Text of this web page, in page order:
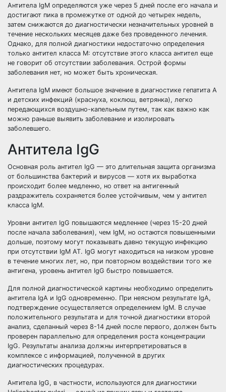
Антитела IgM определяются уже через 5 дней после его начала и
достигают пика в промежутке от одной до четырех недель,
затем снижаются до диагностически незначительных уровней в
течение нескольких месяцев даже без проведенного лечения.
Однако, для полной диагностики недостаточно определения
только антител класса М: отсутствие этого класса антител еще
не говорит об отсутствии заболевания. Острой формы
заболевания нет, но может быть хроническая.
Антитела IgM имеют большое значение в диагностике гепатита А
и детских инфекций (краснуха, коклюш, ветрянка), легко
передающихся воздушно-капельным путем, так как важно как
можно раньше выявить заболевание и изолировать
заболевшего.
Антитела IgG
Основная роль антител IgG — это длительная защита организма
от большинства бактерий и вирусов — хотя их выработка
происходит более медленно, но ответ на антигенный
раздражитель сохраняется более устойчивым, чем у антител
класса IgM.
Уровни антител IgG повышаются медленнее (через 15-20 дней
после начала заболевания), чем IgM, но остаются повышенными
дольше, поэтому могут показывать давно текущую инфекцию
при отсутствии IgM АТ. IgG могут находиться на низком уровне
в течение многих лет, но, при повторном воздействии того же
антигена, уровень антител IgG быстро повышается.
Для полной диагностической картины необходимо определить
антитела IgA и IgG одновременно. При неясном результате IgA,
подтверждение осуществляется определением IgM. В случае
положительного результата и для точной диагностики второй
анализ, сделанный через 8-14 дней после первого, должен быть
проверен параллельно для определения роста концентрации
IgG. Результаты анализа должны интерпретироваться в
комплексе с информацией, полученной в других
диагностических процедурах.
Антитела IgG, в частности, используются для диагностики